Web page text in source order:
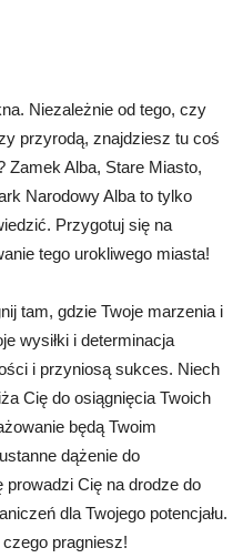
Niezależnie od tego, czy
przyrodą, znajdziesz tu coś
Zamek Alba, Stare Miasto,
Narodowy Alba to tylko
Przygotuj się na
tego urokliwego miasta!
tam, gdzie Twoje marzenia i
wysiłki i determinacja
i przyniosą sukces. Niech
Cię do osiągnięcia Twoich
będą Twoim
dążenie do
Cię na drodze do
dla Twojego potencjału.
pragniesz!